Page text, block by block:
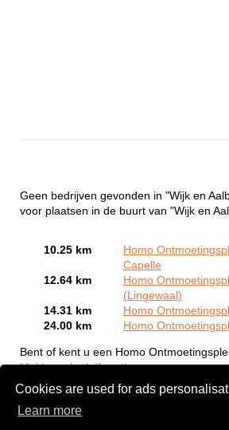
Cookies are used for ads
Learn more
Geen bedrijven gevonden in "Wijk en
voor plaatsen in de buurt van "Wijk en
10.25 km
Homo
Capelle
12.64 km
Homo
(Lingewaal)
14.31 km
Homo
24.00 km
Homo
Bent of kent u een Homo
Meld een bedrijf gratis aan